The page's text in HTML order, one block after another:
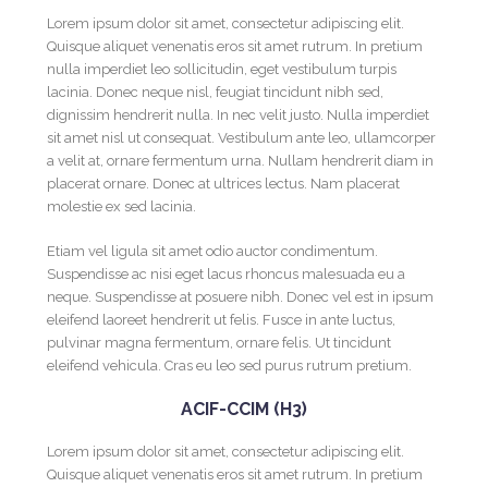
Lorem ipsum dolor sit amet, consectetur adipiscing elit.
Quisque aliquet venenatis eros sit amet rutrum. In pretium
nulla imperdiet leo sollicitudin, eget vestibulum turpis
lacinia. Donec neque nisl, feugiat tincidunt nibh sed,
dignissim hendrerit nulla. In nec velit justo. Nulla imperdiet
sit amet nisl ut consequat. Vestibulum ante leo, ullamcorper
a velit at, ornare fermentum urna. Nullam hendrerit diam in
placerat ornare. Donec at ultrices lectus. Nam placerat
molestie ex sed lacinia.
Etiam vel ligula sit amet odio auctor condimentum.
Suspendisse ac nisi eget lacus rhoncus malesuada eu a
neque. Suspendisse at posuere nibh. Donec vel est in ipsum
eleifend laoreet hendrerit ut felis. Fusce in ante luctus,
pulvinar magna fermentum, ornare felis. Ut tincidunt
eleifend vehicula. Cras eu leo sed purus rutrum pretium.
ACIF-CCIM (H3)
Lorem ipsum dolor sit amet, consectetur adipiscing elit.
Quisque aliquet venenatis eros sit amet rutrum. In pretium